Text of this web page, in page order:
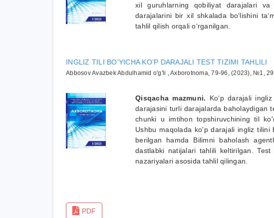
xil guruhlarning qobiliyat darajalari
darajalarini bir xil shkalada bo‘lishini
tahlil qilish orqali o‘rganilgan.
INGLIZ TILI BO‘YICHA KO‘P DARAJALI TEST TIZIMI TAHLILI
Abbosov Avazbek Abdulhamid o'g'li , Axborotnoma, 79-96, (2023), №1,
Qisqacha mazmuni. Ko‘p darajali
darajasini turli darajalarda baholaydigan
chunki u imtihon topshiruvchining til
Ushbu maqolada ko'p darajali ingliz
berilgan hamda Bilimni baholash
dastlabki natijalari tahlili keltirilgan.
nazariyalari asosida tahlil qilingan.
PDF